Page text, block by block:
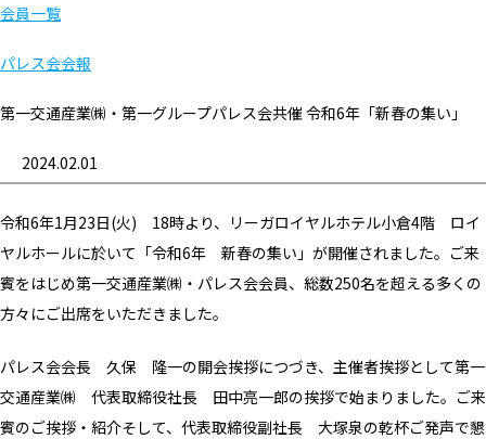
会員一覧
パレス会会報
第一交通産業㈱・第一グループパレス会共催 令和6年「新春の集い」
2024.02.01
令和6年1月23日(火) 18時より、リーガロイヤルホテル小倉4階 ロイ
ヤルホールに於いて「令和6年 新春の集い」が開催されました。ご来
賓をはじめ第一交通産業㈱・パレス会会員、総数250名を超える多くの
方々にご出席をいただきました。
パレス会会長 久保 隆一の開会挨拶につづき、主催者挨拶として第一
交通産業㈱ 代表取締役社長 田中亮一郎の挨拶で始まりました。ご来
賓のご挨拶・紹介そして、代表取締役副社長 大塚泉の乾杯ご発声で懇